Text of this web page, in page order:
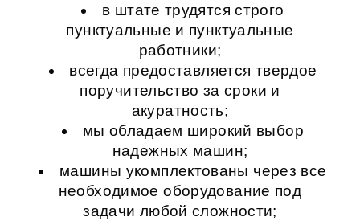
в штате трудятся строго
пунктуальные и пунктуальные
работники;
всегда предоставляется твердое
поручительство за сроки и
акуратность;
мы обладаем широкий выбор
надежных машин;
машины укомплектованы через все
необходимое оборудование под
задачи любой сложности;